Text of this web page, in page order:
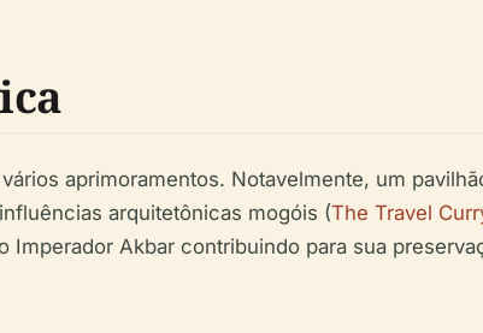
aprimoramentos. Notavelmente, um
arquitetônicas mogóis (The Travel
Akbar contribuindo para sua